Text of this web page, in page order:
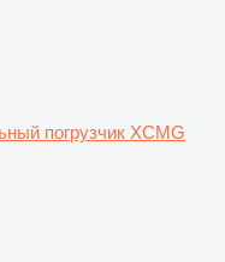
погрузчик XCMG